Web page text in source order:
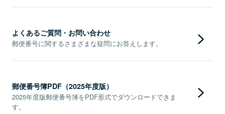
よくあるご質問・お問い合わせ
郵便番号に関するさまざまな疑問にお答えします。
郵便番号簿PDF（2025年度版）
2025年度版郵便番号簿をPDF形式でダウンロードできま
す。